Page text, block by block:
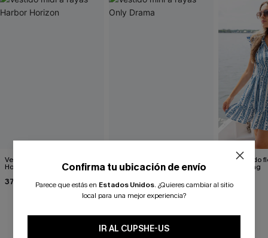
Vestido midi a rayas Harbor
Horizon
37,00 €
Drama
25,50 €31,90 €
Minivestido
More Thing
43,00 €
RESEÑAS DE CLIENTES
Confirma tu ubicación de envío
Parece que estás en Estados Unidos. ¿Quieres cambiar al sitio
local para una mejor experiencia?
IR AL CUPSHE-US